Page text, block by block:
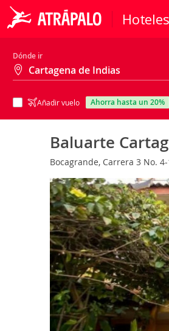
Hoteles
Dónde ir
Añadir vuelo ahorra hasta un 20%
Baluarte
Bocagrande, Carrera 3 No.